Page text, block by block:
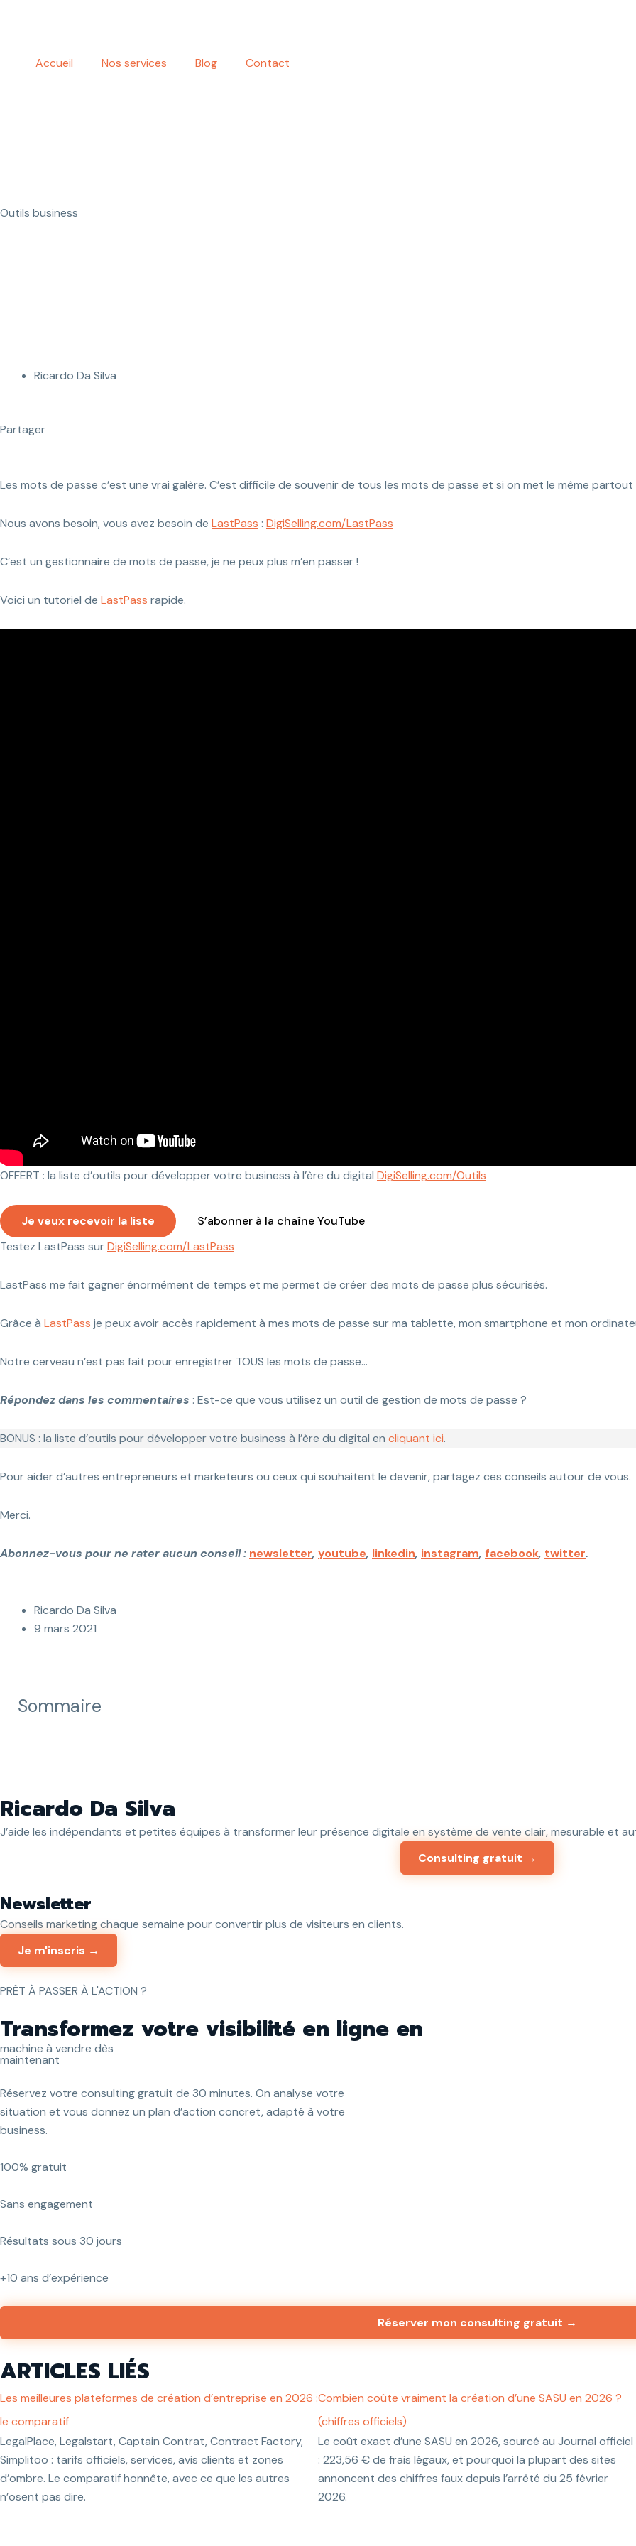
Accueil
Nos services Blog Contact
Outils business
Ricardo Da Silva
Partager
Les mots de passe c’est une vrai galère. C’est difficile de souvenir de tous les mots de passe et si on met le même
Nous avons besoin, vous avez besoin de LastPass : DigiSelling.com/LastPass
C’est un gestionnaire de mots de passe, je ne peux plus m’en passer !
Voici un tutoriel de LastPass rapide.
OFFERT : la liste d’outils pour développer votre business à l’ère du digital DigiSelling.com/Outils
Je veux recevoir la liste
S’abonner à la chaîne YouTube
Testez LastPass surDigiSelling.com/LastPass
LastPass me fait gagner énormément de temps et me permet de créer des mots de passe plus sécurisés.
Grâce à LastPass je peux avoir accès rapidement à mes mots de passe sur ma tablette, mon smartphone et mon
Notre cerveau n’est pas fait pour enregistrer TOUS les mots de passe…
Répondez dans les commentaires : Est-ce que vous utilisez un outil de gestion de mots de passe ?
BONUS : la liste d’outils pour développer votre business à l’ère du digital en cliquant ici.
Pour aider d’autres entrepreneurs et marketeurs ou ceux qui souhaitent le devenir, partagez ces conseils autour de vous.
Merci.
Abonnez-vous pour ne rater aucun conseil : newsletter, youtube, linkedin, instagram, facebook, twitter.
Ricardo Da Silva
9 mars 2021
Sommaire
Ricardo Da Silva
J’aide les indépendants et petites équipes à transformer leur présence digitale en système de vente clair, mesurable et
Consulting gratuit →
Newsletter
Conseils marketing chaque semaine pour convertir plus de visiteurs en clients.
Je m'inscris →
PRÊT À PASSER À L'ACTION ?
Transformez votre visibilité en ligne en
machine à vendre dès
maintenant
Réservez votre consulting gratuit de 30 minutes. On analyse votre
situation et vous donnez un plan d’action concret, adapté à votre
business.
100% gratuit
Sans engagement
Résultats sous 30 jours
+10 ans d’expérience
Réserver mon consulting gratuit →
ARTICLES LIÉS
Les meilleures plateformes de création d’entreprise en 2026 :
le comparatif
LegalPlace, Legalstart, Captain Contrat, Contract Factory,
Simplitoo : tarifs officiels, services, avis clients et zones
d’ombre. Le comparatif honnête, avec ce que les autres
n’osent pas dire.
Combien coûte vraiment la création d’une SASU en 2026 ?
(chiffres officiels)
Le coût exact d’une SASU en 2026, sourcé au Journal officiel
: 223,56 € de frais légaux, et pourquoi la plupart des sites
annoncent des chiffres faux depuis l’arrêté du 25 février
2026.